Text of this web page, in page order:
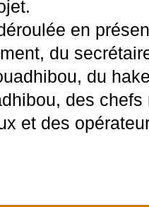
en
du
du
des
et des